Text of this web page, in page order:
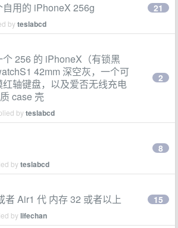
用的 iPhoneX 256g
byteslabcd
21
256 的 iPhoneX（有锁黑
42mm 深空灰，一个可
轴键盘，以及爱否无线充电
case 壳
byteslabcd
2
byteslabcd
8
者 Air1 代 内存 32 或者以上
bylifechan
15